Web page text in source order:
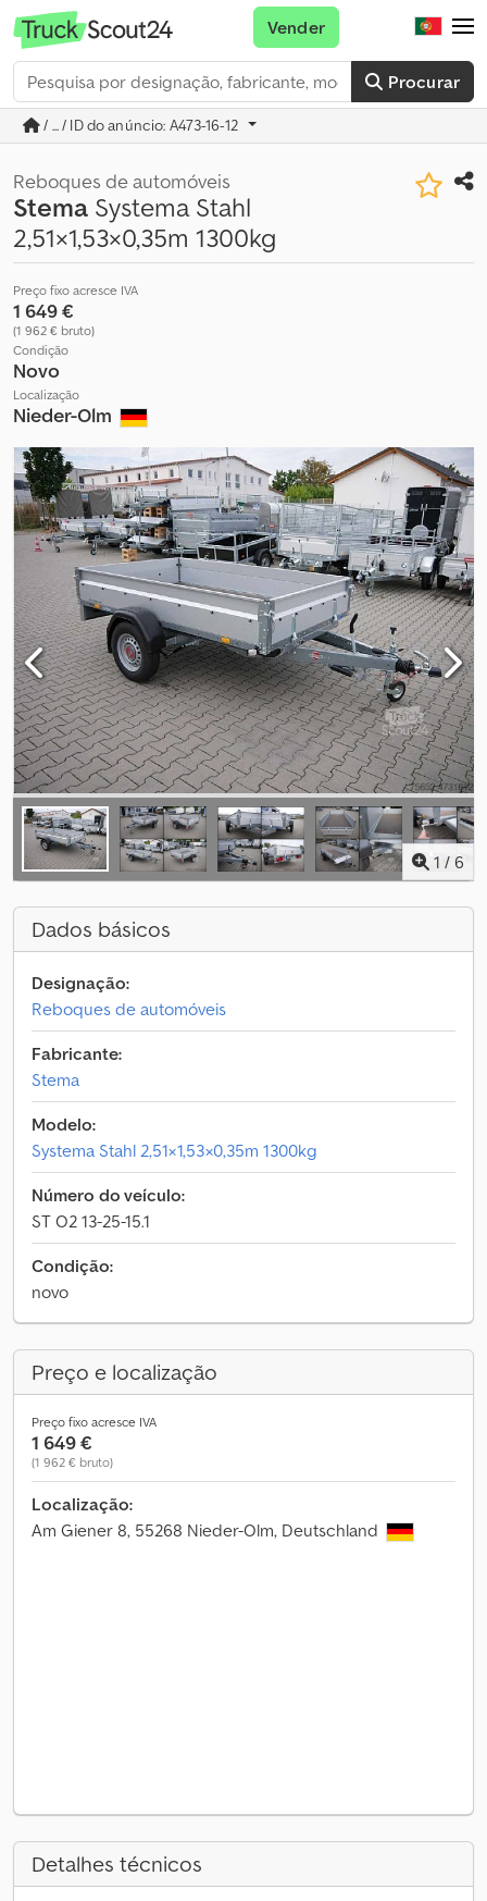
Procurar
Vender
/ ... / ID do anúncio: A473-16-12
Reboques de automóveis
Stema Systema Stahl
2,51×1,53×0,35m 1300kg
Preço fixo acresce IVA
1 649 €
(1 962 € bruto)
Condição
Novo
Localização
Nieder-Olm
1 / 6
Dados básicos
Designação:
Reboques de automóveis
Fabricante:
Stema
Modelo:
Systema Stahl 2,51×1,53×0,35m 1300kg
Número do veículo:
ST O2 13-25-15.1
Condição:
novo
Preço e localização
Preço fixo acresce IVA
1 649 €
(1 962 € bruto)
Localização:
Am Giener 8, 55268 Nieder-Olm, Deutschland
Detalhes técnicos